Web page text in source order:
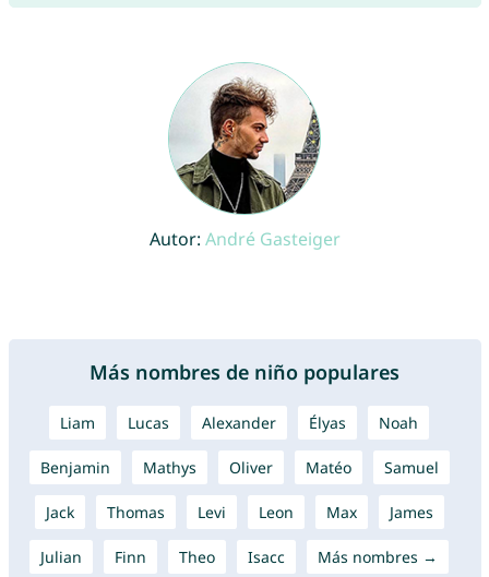
Autor: André Gasteiger
Más nombres de niño populares
Liam Lucas Alexander Élyas Noah
Benjamin Mathys Oliver Matéo Samuel
Jack Thomas Levi Leon Max James
Julian Finn Theo Isacc Más nombres →